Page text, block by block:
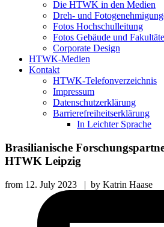
Die HTWK in den Medien
Dreh- und
Fotos Hochschulleitung
Fotos Gebäude und
Corporate Design
HTWK-Medien
Kontakt
HTWK-Telefonverzeichnis
Impressum
Datenschutzerklärung
Barrierefreiheitserklärung
In Leichter Sprache
Brasilianische
HTWK Leipzig
from 12. July 2023 | by Katrin Haase